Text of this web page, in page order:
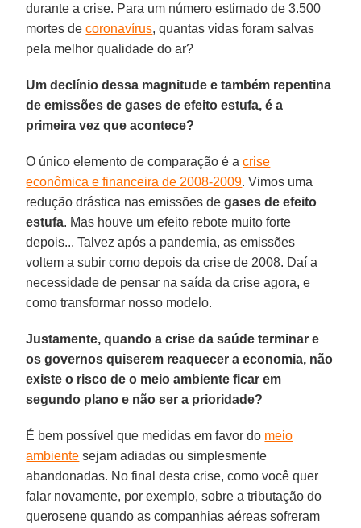
durante a crise. Para um número estimado de 3.500
mortes decoronavírus, quantas vidas foram salvas
pela melhor qualidade do ar?
Um declínio dessa magnitude e também repentina
de emissões de gases de efeito estufa, é a
primeira vez que acontece?
O único elemento de comparação é a crise
econômica e financeira de 2008-2009. Vimos uma
redução drástica nas emissões degases de efeito
estufa. Mas houve um efeito rebote muito forte
depois... Talvez após a pandemia, as emissões
voltem a subir como depois da crise de 2008. Daí a
necessidade de pensar na saída da crise agora, e
como transformar nosso modelo.
Justamente, quando a crise da saúde terminar e
os governos quiserem reaquecer a economia, não
existe o risco de o meio ambiente ficar em
segundo plano e não ser a prioridade?
É bem possível que medidas em favor do meio
ambiente sejam adiadas ou simplesmente
abandonadas. No final desta crise, como você quer
falar novamente, por exemplo, sobre a tributação do
querosene quando as companhias aéreas sofreram